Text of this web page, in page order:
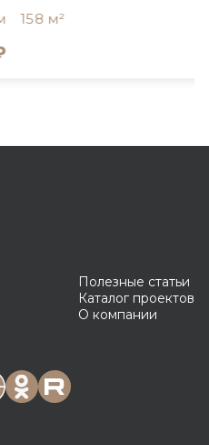
158 м²
Полезные статьи
Каталог проектов
О компании